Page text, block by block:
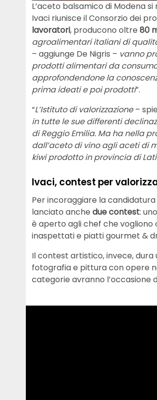
L’aceto balsamico di Modena
Ivaci riunisce il Consorzio dei
lavoratori, producono oltre 80
agroalimentari italiani di
– aggiunge De Nigris – vanno
prodotti alimentari da
approfondendone la
prima ideati e poi prodotti”.
“L’Istituto di valorizzazione–
in tutte le sue differenti
di Reggio Emilia. Ma ha nella
dall’aceto di vino agli aceti di
kiwi prodotto in provincia di
Ivaci, contest per
Per incoraggiare la
lanciato anche due contest:
è aperto agli chef che
inaspettati e piatti gourmet &
Il contest artistico, invece,
fotografia e pittura con opere
categorie avranno l’occasione